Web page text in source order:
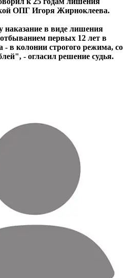
ОПГ Игоря Жирноклеева.
наказание в виде лишения
первых 12 лет в
- в колонии строгого режима, со
- огласил решение судья.